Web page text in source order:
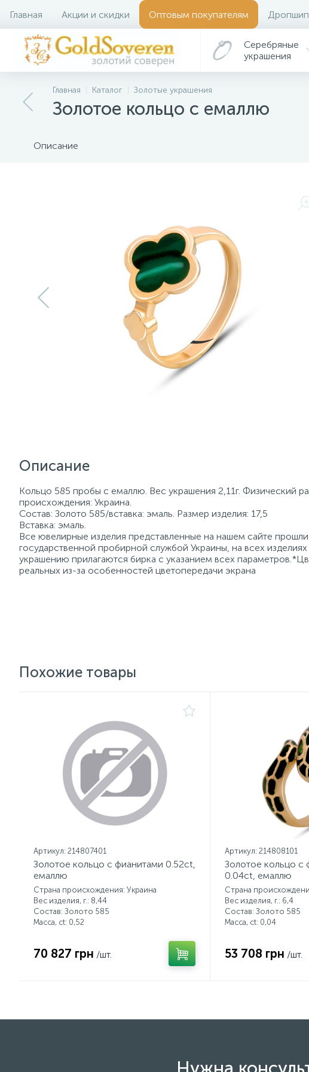
Главная Акции и скидки Оптовым покупателям
Серебряные
украшения
Главная Каталог Золотые украшения
Золотое кольцо с емаллю
Описание
Описание
Кольцо 585 пробы с емаллю. Вес украшения 2,11г. Физический
происхождения: Украина.
Состав: Золото 585/вставка: эмаль. Размер изделия: 17,5
Вставка: эмаль.
Все ювелирные изделия представленные на нашем сайте
государственной пробирной службой Украины, на всех
украшению прилагаются бирка с указанием всех
реальных из-за особенностей цветопередачи экрана
Похожие товары
Артикул: 214807401
Золотое кольцо с фианитами 0.52ct,
емаллю
Страна происхождения: Украина
Вес изделия, г.: 8,44
Состав: Золото 585
Масса, ct: 0,52
70 827 грн /шт.
Артикул: 214808101
Золотое кольцо с
0.04ct, емаллю
Страна
Вес изделия, г.: 6,4
Состав: Золото 585
Масса, ct: 0,04
53 708 грн /шт.